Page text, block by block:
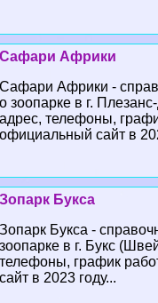
Сафари Африки
Сафари Африки -
о зоопарке в г.
адрес, телефоны,
официальный сайт в
Зопарк Букса
Зопарк Букса -
зоопарке в г. Букс
телефоны, график
сайт в 2023 году...